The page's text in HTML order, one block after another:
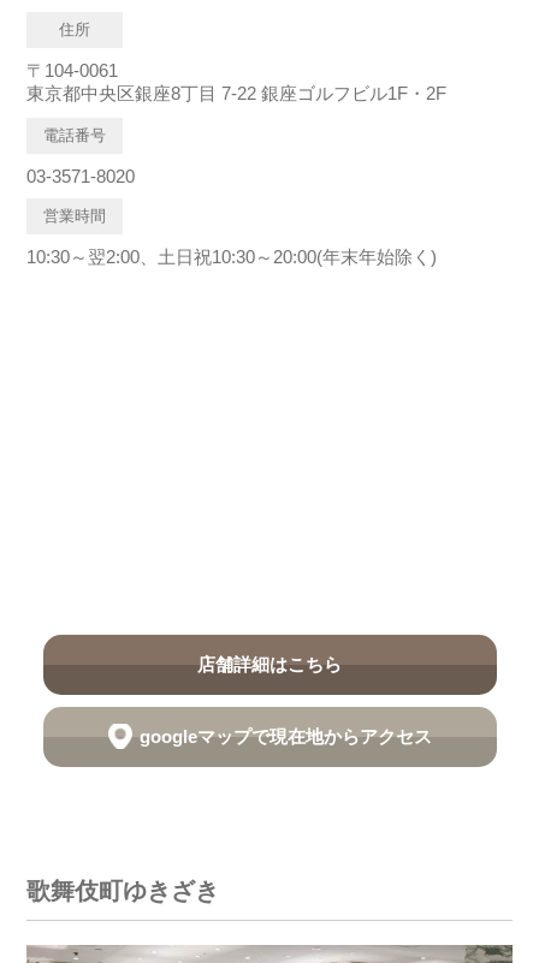
住所
〒104-0061
東京都中央区銀座8丁目 7-22 銀座ゴルフビル1F・2F
電話番号
03-3571-8020
営業時間
10:30～翌2:00、土日祝10:30～20:00(年末年始除く)
店舗詳細はこちら
googleマップで現在地からアクセス
歌舞伎町ゆきざき